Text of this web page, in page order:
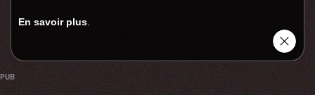
En savoir plus
PUB